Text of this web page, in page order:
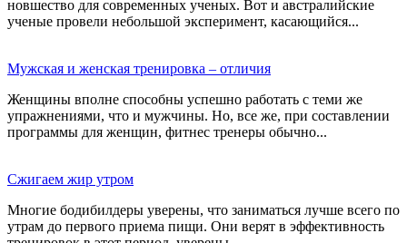
новшество для современных ученых. Вот и австралийские
ученые провели небольшой эксперимент, касающийся...
Мужская и женская тренировка – отличия
Женщины вполне способны успешно работать с теми же
упражнениями, что и мужчины. Но, все же, при составлении
программы для женщин, фитнес тренеры обычно...
Сжигаем жир утром
Многие бодибилдеры уверены, что заниматься лучше всего по
утрам до первого приема пищи. Они верят в эффективность